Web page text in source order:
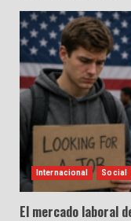
Internacional Social
El mercado laboral